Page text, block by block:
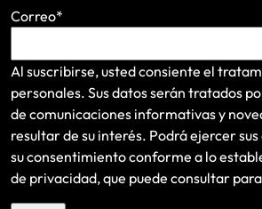
Correo*
Al suscribirse, usted consiente el
personales. Sus datos serán tratados
de comunicaciones informativas y
resultar de su interés. Podrá ejercer
su consentimiento conforme a lo
de privacidad, que puede consultar